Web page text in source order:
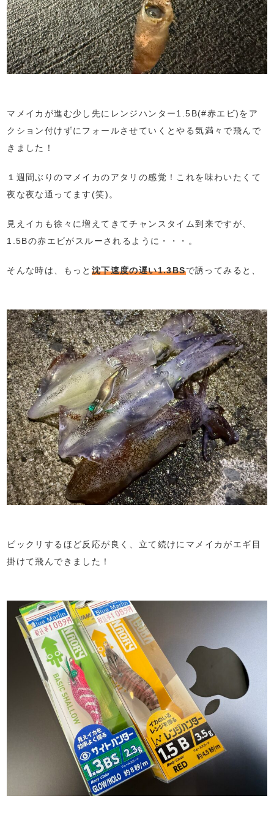
マメイカが進む少し先にレンジハンター1.5B(#赤エビ)をア
クション付けずにフォールさせていくとやる気満々で飛んで
きました！
１週間ぶりのマメイカのアタリの感覚！これを味わいたくて
夜な夜な通ってます(笑)。
見えイカも徐々に増えてきてチャンスタイム到来ですが、
1.5Bの赤エビがスルーされるように・・・。
そんな時は、もっと 沈下速度の遅い1.3BSで誘ってみると、
ビックリするほど反応が良く、立て続けにマメイカがエギ目
掛けて飛んできました！